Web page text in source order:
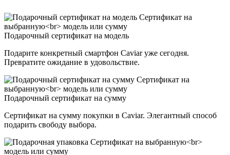
Подарочный сертификат на модель
Подарите конкретный смартфон Caviar уже сегодня.
Превратите ожидание в удовольствие.
Подарочный сертификат на сумму
Сертификат на сумму покупки в Caviar. Элегантный способ
подарить свободу выбора.